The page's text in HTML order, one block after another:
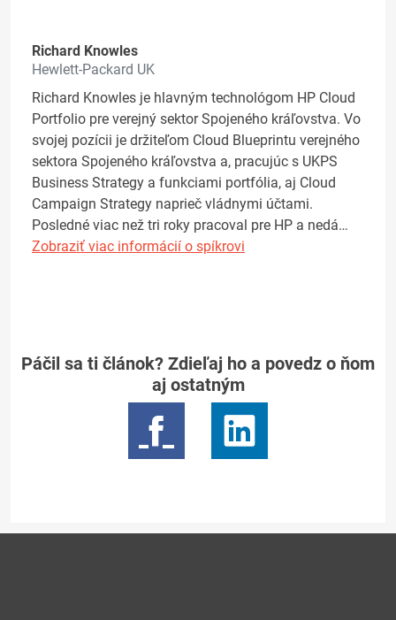
Richard Knowles
Hewlett-Packard UK
Richard Knowles je hlavným technológom HP Cloud
Portfolio pre verejný sektor Spojeného kráľovstva. Vo
svojej pozícii je držiteľom Cloud Blueprintu verejného
sektora Spojeného kráľovstva a, pracujúc s UKPS
Business Strategy a funkciami portfólia, aj Cloud
Campaign Strategy naprieč vládnymi účtami.
Posledné viac než tri roky pracoval pre HP a nedá…
Zobraziť viac informácií o spíkrovi
Páčil sa ti článok? Zdieľaj ho a povedz o ňom
aj ostatným